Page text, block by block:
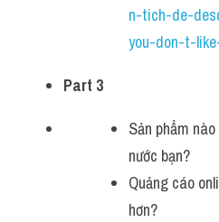
n-tich-de-
you-don-t-
Part 3
Sản phẩm
nước bạn?
Quảng cáo
hơn?